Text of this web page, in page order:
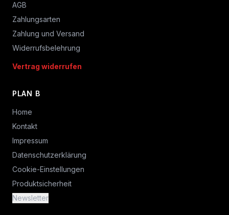
AGB
Zahlungsarten
Zahlung und Versand
Widerrufsbelehrung
Vertrag widerrufen
PLAN B
Home
Kontakt
Impressum
Datenschutzerklärung
Cookie-Einstellungen
Produktsicherheit
Newsletter